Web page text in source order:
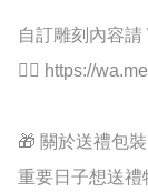
自訂雕刻內容
👉🏻 https://
🎁 關於送禮包裝
重要日子想送禮